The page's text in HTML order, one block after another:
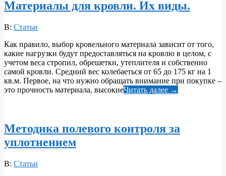
Материалы для кровли. Их виды.
2018-
07
В: Статьи
Как правило, выбор кровельного материала зависит от того,
какие нагрузки будут предоставляться на кровлю в целом, с
учетом веса стропил, обрешетки, утеплителя и собственно
самой кровли. Средний вес колебаеться от 65 до 175 кг на 1
кв.м. Первое, на что нужно обращать внимание при покупке –
это прочность материала, высокиеЧитать далее →
Методика полевого контроля за
уплотнением
2018-
В: Статьи